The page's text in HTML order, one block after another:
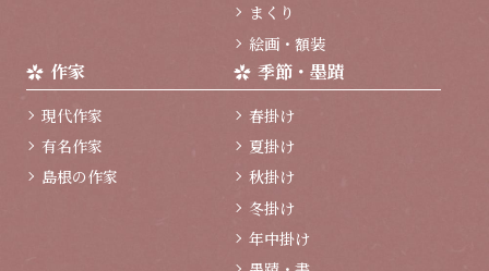
まくり
絵画・額装
作家
現代作家
有名作家
島根の作家
季節・墨蹟
春掛け
夏掛け
秋掛け
冬掛け
年中掛け